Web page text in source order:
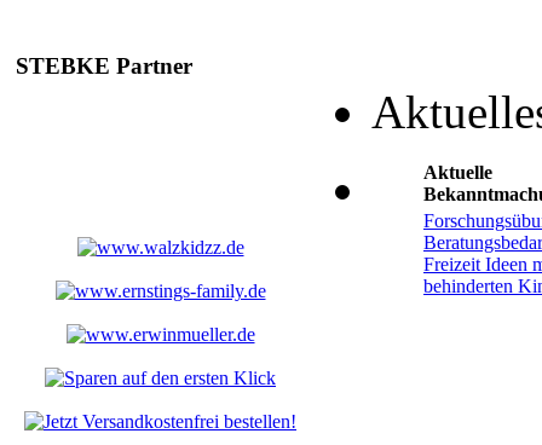
STEBKE Partner
Aktuelle
Freizeit Ideen
behinderten